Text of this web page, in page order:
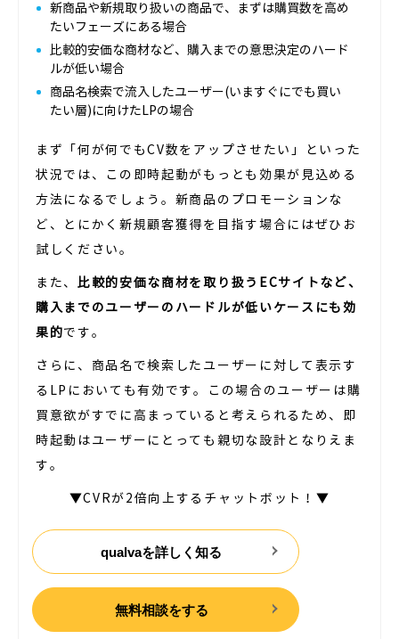
新商品や新規取り扱いの商品で、まずは購買数を高め
たいフェーズにある場合
比較的安価な商材など、購入までの意思決定のハード
ルが低い場合
商品名検索で流入したユーザー(いますぐにでも買い
たい層)に向けたLPの場合
まず「何が何でもCV数をアップさせたい」といった
状況では、この即時起動がもっとも効果が見込める
方法になるでしょう。新商品のプロモーションな
ど、とにかく新規顧客獲得を目指す場合にはぜひお
試しください。
また、比較的安価な商材を取り扱うECサイトなど、
購入までのユーザーのハードルが低いケースにも効
果的です。
さらに、商品名で検索したユーザーに対して表示す
るLPにおいても有効です。この場合のユーザーは購
買意欲がすでに高まっていると考えられるため、即
時起動はユーザーにとっても親切な設計となりえま
す。
▼CVRが2倍向上するチャットボット！▼
qualvaを詳しく知る
無料相談をする